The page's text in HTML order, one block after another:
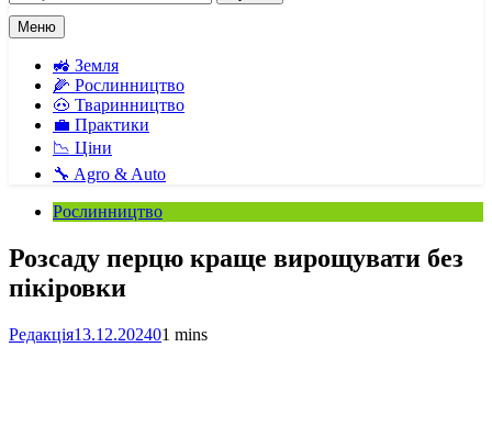
Меню
🚜 Земля
🌽 Рослинництво
🐽 Тваринництво
💼 Практики
📉 Ціни
🔧 Agro & Auto
Рослинництво
Розсаду перцю краще вирощувати без
пікіровки
Редакція13.12.202401 mins